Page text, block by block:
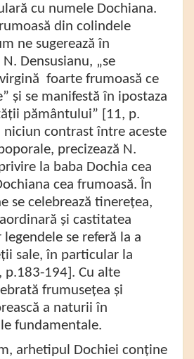
cu numele Dochiana.
din colindele
ne sugerează în
Densusianu, „se
foarte frumoasă ce
și se manifestă în ipostaza
pământului” [11, p.
niciun contrast între aceste
precizează N.
la baba Dochia cea
cea frumoasă. În
se celebrează tinerețea,
și castitatea
se referă la a
sale, în particular la
p.183-194]. Cu alte
frumusețea și
a naturii în
fundamentale.
arhetipul Dochiei conține